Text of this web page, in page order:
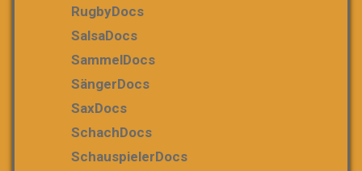
RugbyDocs
SalsaDocs
SammelDocs
SängerDocs
SaxDocs
SchachDocs
SchauspielerDocs